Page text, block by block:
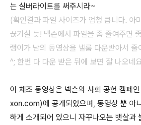
는 실버라이트를 써주시라~
(확인결과 파일 사이즈가 엄청 큽니다. 아
끊기실 듯! 넥슨에서 파일을 좀 줄여주면
랭이가 남의 동영상을 낼룸 다운받아서
^; 한번 다 다운 받은 뒤에 보면 잘 나오네
이 체조 동영상은 넥슨의 사회 공헌 캠페
xon.com)에 공개되었으며, 동영상 뿐 아
하게 소개되어 있으니 자꾸나오는 뱃살과